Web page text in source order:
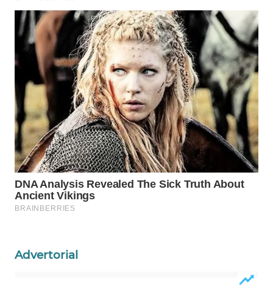
Advertorial
WAHANA
UMKM
WAHANA
SELEB
WAHANA
PERSONA
WAHANA
OTOMOTIF
WAHANA
HEALTH
DESA